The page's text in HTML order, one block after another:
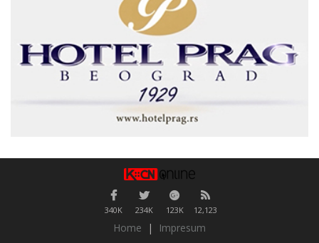
340K 234K 123K 12,123
Home | Impresum